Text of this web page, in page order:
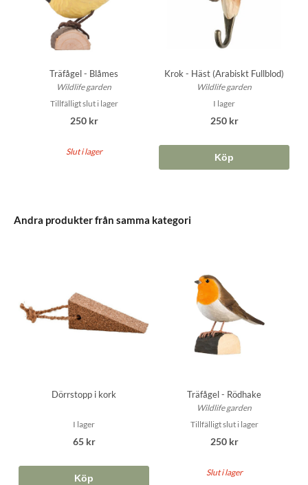
Träfågel - Blåmes
Wildlife garden
Tillfälligt slut i lager
250 kr
Slut i lager
Krok - Häst (Arabiskt Fullblod)
Wildlife garden
I lager
250 kr
Köp
Andra produkter från samma kategori
Dörrstopp i kork
I lager
65 kr
Köp
Träfågel - Rödhake
Wildlife garden
Tillfälligt slut i lager
250 kr
Slut i lager